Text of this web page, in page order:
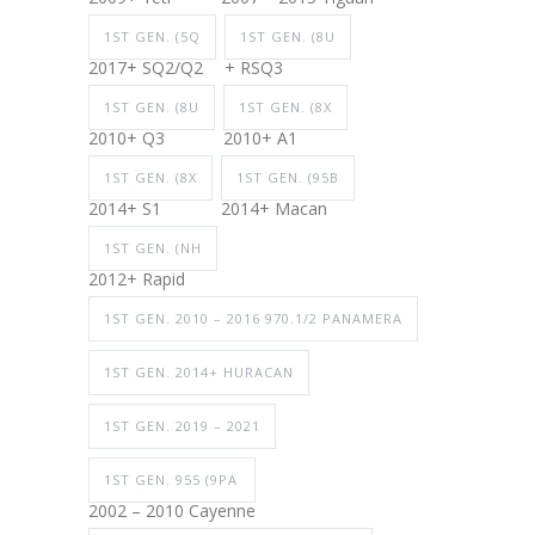
1ST GEN. (5Q
2017+ SQ2/Q2
1ST GEN. (8U
+ RSQ3
1ST GEN. (8U
2010+ Q3
1ST GEN. (8X
2010+ A1
1ST GEN. (8X
2014+ S1
1ST GEN. (95B
2014+ Macan
1ST GEN. (NH
2012+ Rapid
1ST GEN. 2010 – 2016 970.1/2 PANAMERA
1ST GEN. 2014+ HURACAN
1ST GEN. 2019 – 2021
1ST GEN. 955 (9PA
2002 – 2010 Cayenne